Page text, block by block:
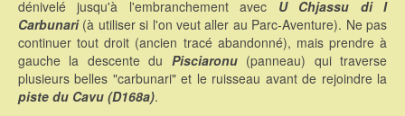
dénivelé jusqu'à l'embranchement avec U Chjassu di I
Carbunari(à utiliser si l'on veut aller au Parc-Aventure). Ne pas
continuer tout droit (ancien tracé abandonné), mais prendre à
gauche la descente du Pisciaronu(panneau) qui traverse
plusieurs belles "carbunari" et le ruisseau avant de rejoindre la
piste du Cavu (D168a).